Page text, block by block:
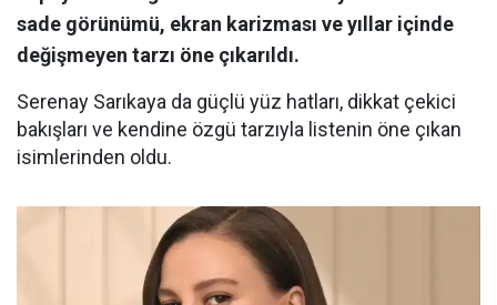
sade görünümü, ekran karizması ve yıllar içinde
değişmeyen tarzı öne çıkarıldı.
Serenay Sarıkaya da güçlü yüz hatları, dikkat çekici
bakışları ve kendine özgü tarzıyla listenin öne çıkan
isimlerinden oldu.